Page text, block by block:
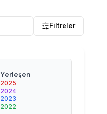
Filtreler
Yerleşen
2025
2024
2023
2022